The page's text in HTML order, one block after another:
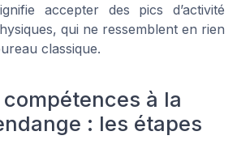
accepter des pics d’activité
qui ne ressemblent en rien
classique.
à la
: les étapes